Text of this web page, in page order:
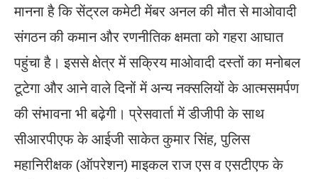
मानना है कि सेंट्रल कमेटी मेंबर अनल की मौत से माओवादी
संगठन की कमान और रणनीतिक क्षमता को गहरा आघात
पहुंचा है। इससे क्षेत्र में सक्रिय माओवादी दस्तों का मनोबल
टूटेगा और आने वाले दिनों में अन्य नक्सलियों के आत्मसमर्पण
की संभावना भी बढ़ेगी। प्रेसवार्ता में डीजीपी के साथ
सीआरपीएफ के आईजी साकेत कुमार सिंह, पुलिस
महानिरीक्षक (ऑपरेशन) माइकल राज एस व एसटीएफ के